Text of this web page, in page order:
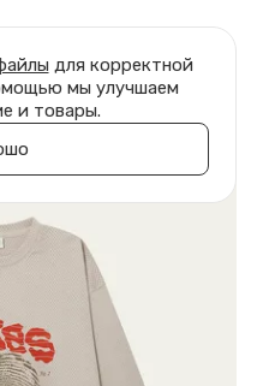
для корректной
мы улучшаем
и товары.